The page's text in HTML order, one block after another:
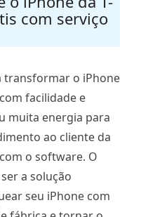
com serviço
transformar o iPhone
facilidade e
muita energia para
ao cliente da
o software. O
a solução
seu iPhone com